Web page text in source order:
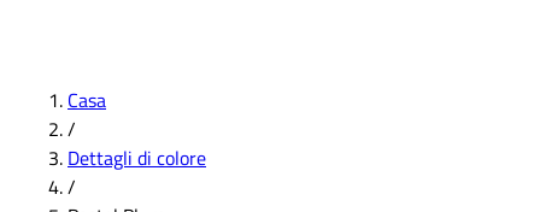
Casa
/
Dettagli di colore
/